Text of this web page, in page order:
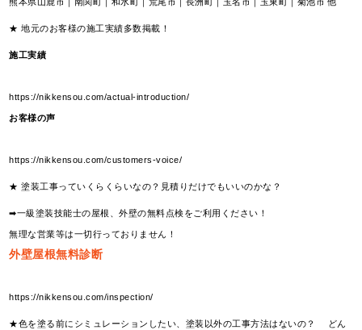
★ 地元のお客様の施工実績多数掲載！
施工実績
https://nikkensou.com/actual-introduction/
お客様の声
https://nikkensou.com/customers-voice/
★ 塗装工事っていくらくらいなの？見積りだけでもいいのかな？
➡一級塗装技能士の屋根、外壁の無料点検をご利用ください！
無理な営業等は一切行っておりません！
外壁屋根無料診断
https://nikkensou.com/inspection/
★色を塗る前にシミュレーションしたい、塗装以外の工事方法はないの？ どん